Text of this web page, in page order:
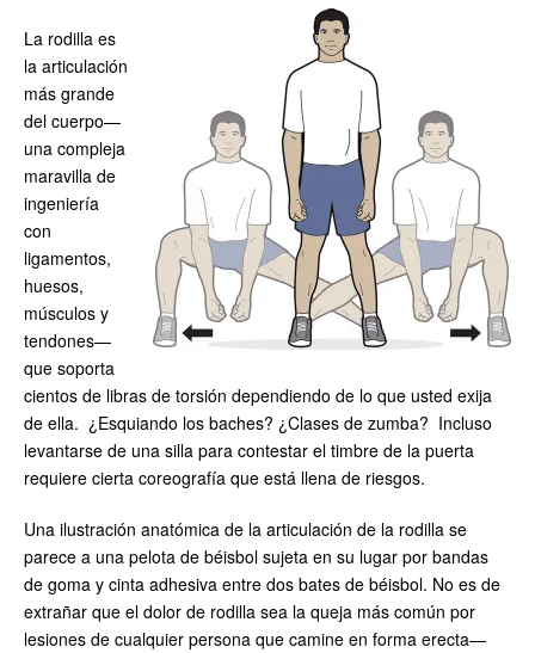
La rodilla es
la articulación
más grande
del cuerpo—
una compleja
maravilla de
ingeniería
con
ligamentos,
huesos,
músculos y
tendones—
que soporta
cientos de libras de torsión dependiendo de lo que usted exija
de ella. ¿Esquiando los baches? ¿Clases de zumba? Incluso
levantarse de una silla para contestar el timbre de la puerta
requiere cierta coreografía que está llena de riesgos.
Una ilustración anatómica de la articulación de la rodilla se
parece a una pelota de béisbol sujeta en su lugar por bandas
de goma y cinta adhesiva entre dos bates de béisbol. No es de
extrañar que el dolor de rodilla sea la queja más común por
lesiones de cualquier persona que camine en forma erecta—